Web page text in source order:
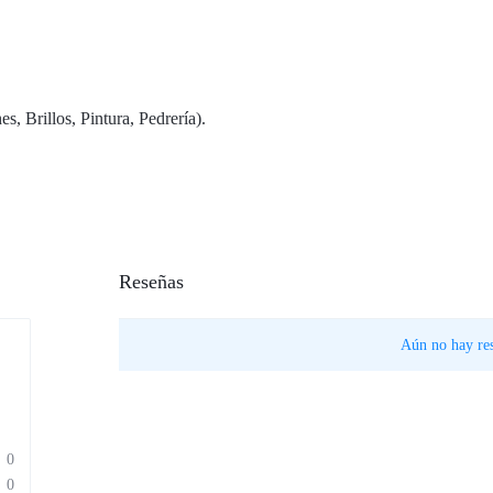
Brillos, Pintura, Pedrería).
0
0
Reseñas
Aún no hay